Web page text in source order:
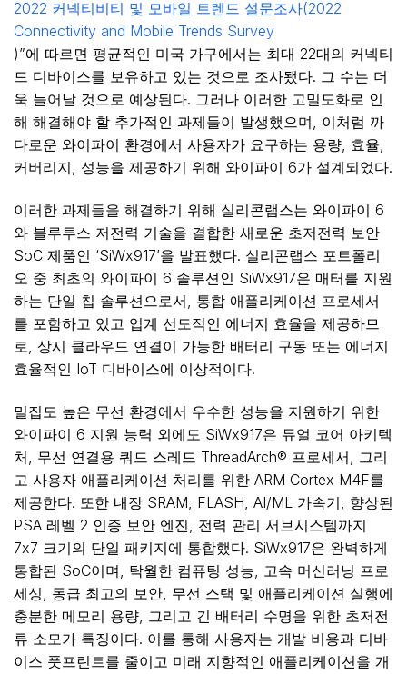
2022 커넥티비티 및 모바일 트렌드 설문조사(2022
Connectivity and Mobile Trends Survey
)”에 따르면 평균적인 미국 가구에서는 최대 22대의 커넥티
드 디바이스를 보유하고 있는 것으로 조사됐다. 그 수는 더
욱 늘어날 것으로 예상된다. 그러나 이러한 고밀도화로 인
해 해결해야 할 추가적인 과제들이 발생했으며, 이처럼 까
다로운 와이파이 환경에서 사용자가 요구하는 용량, 효율,
커버리지, 성능을 제공하기 위해 와이파이 6가 설계되었다.
이러한 과제들을 해결하기 위해 실리콘랩스는 와이파이 6
와 블루투스 저전력 기술을 결합한 새로운 초저전력 보안
SoC 제품인 ‘SiWx917’을 발표했다. 실리콘랩스 포트폴리
오 중 최초의 와이파이 6 솔루션인 SiWx917은 매터를 지원
하는 단일 칩 솔루션으로서, 통합 애플리케이션 프로세서
를 포함하고 있고 업계 선도적인 에너지 효율을 제공하므
로, 상시 클라우드 연결이 가능한 배터리 구동 또는 에너지
효율적인 IoT 디바이스에 이상적이다.
밀집도 높은 무선 환경에서 우수한 성능을 지원하기 위한
와이파이 6 지원 능력 외에도 SiWx917은 듀얼 코어 아키텍
처, 무선 연결용 쿼드 스레드 ThreadArch® 프로세서, 그리
고 사용자 애플리케이션 처리를 위한 ARM Cortex M4F를
제공한다. 또한 내장 SRAM, FLASH, AI/ML 가속기, 향상된
PSA 레벨 2 인증 보안 엔진, 전력 관리 서브시스템까지
7x7 크기의 단일 패키지에 통합했다. SiWx917은 완벽하게
통합된 SoC이며, 탁월한 컴퓨팅 성능, 고속 머신러닝 프로
세싱, 동급 최고의 보안, 무선 스택 및 애플리케이션 실행에
충분한 메모리 용량, 그리고 긴 배터리 수명을 위한 초저전
류 소모가 특징이다. 이를 통해 사용자는 개발 비용과 디바
이스 풋프린트를 줄이고 미래 지향적인 애플리케이션을 개